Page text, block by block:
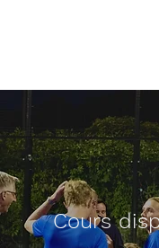
Cours